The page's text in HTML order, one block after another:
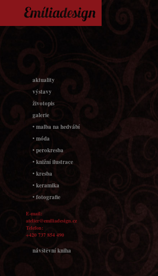
aktuality
výstavy
životopis
galerie
• malba na hedvábí
• móda
• perokresba
• knižní ilustrace
• kresba
• keramika
• fotografie
E-mail:
atelier@emiliadesign.cz
Telefon:
+420 737 854 490
návštěvní kniha